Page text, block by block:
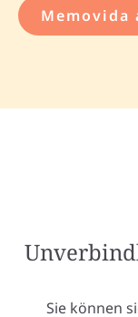
Memovida
Sie können